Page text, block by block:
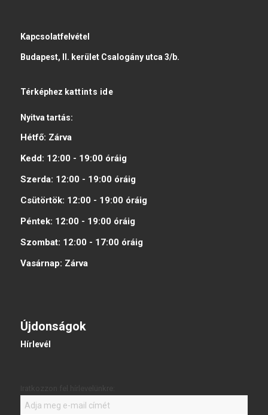
Kapcsolatfelvétel
Budapest, II. kerület Csalogány utca 3/b.
Térképhez kattints ide
Nyitva tartás:
Hétfő: Zárva
Kedd: 12:00 - 19:00 óráig
Szerda: 12:00 - 19:00 óráig
Csütörtök: 12:00 - 19:00 óráig
Péntek: 12:00 - 19:00 óráig
Szombat: 12:00 - 17:00 óráig
Vasárnap: Zárva
Újdonságok
Hírlevél